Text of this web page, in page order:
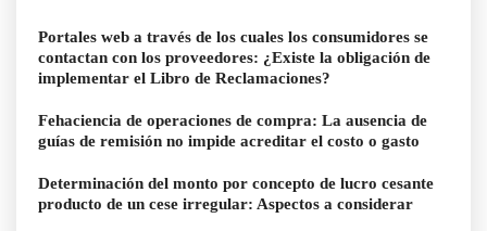
Portales web a través de los cuales los consumidores se
contactan con los proveedores: ¿Existe la obligación de
implementar el Libro de Reclamaciones?
Fehaciencia de operaciones de compra: La ausencia de
guías de remisión no impide acreditar el costo o gasto
Determinación del monto por concepto de lucro cesante
producto de un cese irregular: Aspectos a considerar